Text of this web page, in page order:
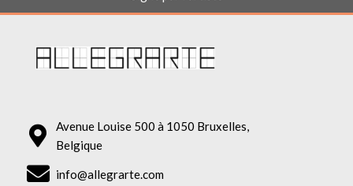
Avenue Louise 500 à 1050 Bruxelles,
Belgique
info@allegrarte.com